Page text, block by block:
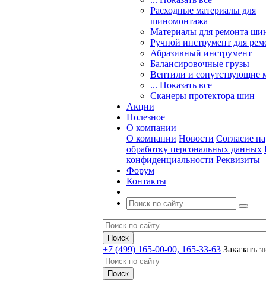
Расходные материалы для
шиномонтажа
Материалы для ремонта
Ручной инструмент для
Абразивный инструмент
Балансировочные грузы
Вентили и сопутствующие
... Показать все
Сканеры протектора шин
Акции
Полезное
О компании
О компании Новости Согласие на
обработку персональных данных
конфиденциальности Реквизиты
Форум
Контакты
+7 (499) 165-00-00, 165-33-63 Заказать